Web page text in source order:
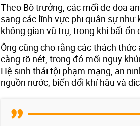
Theo Bộ trưởng, các mối đe dọa
sang các lĩnh vực phi quân sự như
không gian vũ trụ, trong khi bất ổn
Ông cũng cho rằng các thách
càng rõ nét, trong đó mối nguy
Hệ sinh thái tội phạm mạng, an
nguồn nước, biến đổi khí hậu và